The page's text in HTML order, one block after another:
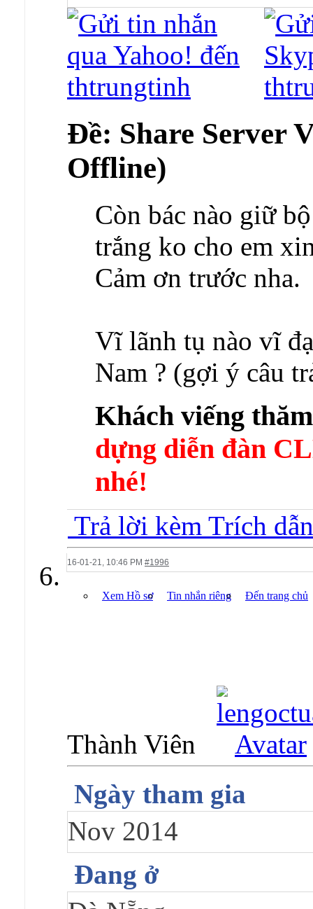
Ðề: Share Server
Offline)
Còn bác nào giữ
trắng ko cho em
Cảm ơn trước nha.
Vĩ lãnh tụ nào vĩ
Nam ? (gợi ý câu
Khách viếng
dựng diễn đàn
nhé!
Trả lời kèm Trích dẫn
16-01-21, 10:46 PM #1996
Xem Hồ sơ Tin nhắn riêng Đến trang chủ
Thành Viên
Ngày tham gia
Nov 2014
Đang ở